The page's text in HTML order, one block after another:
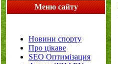
Меню сайту
Новини спорту
Про цікаве
SEO Оптимізация